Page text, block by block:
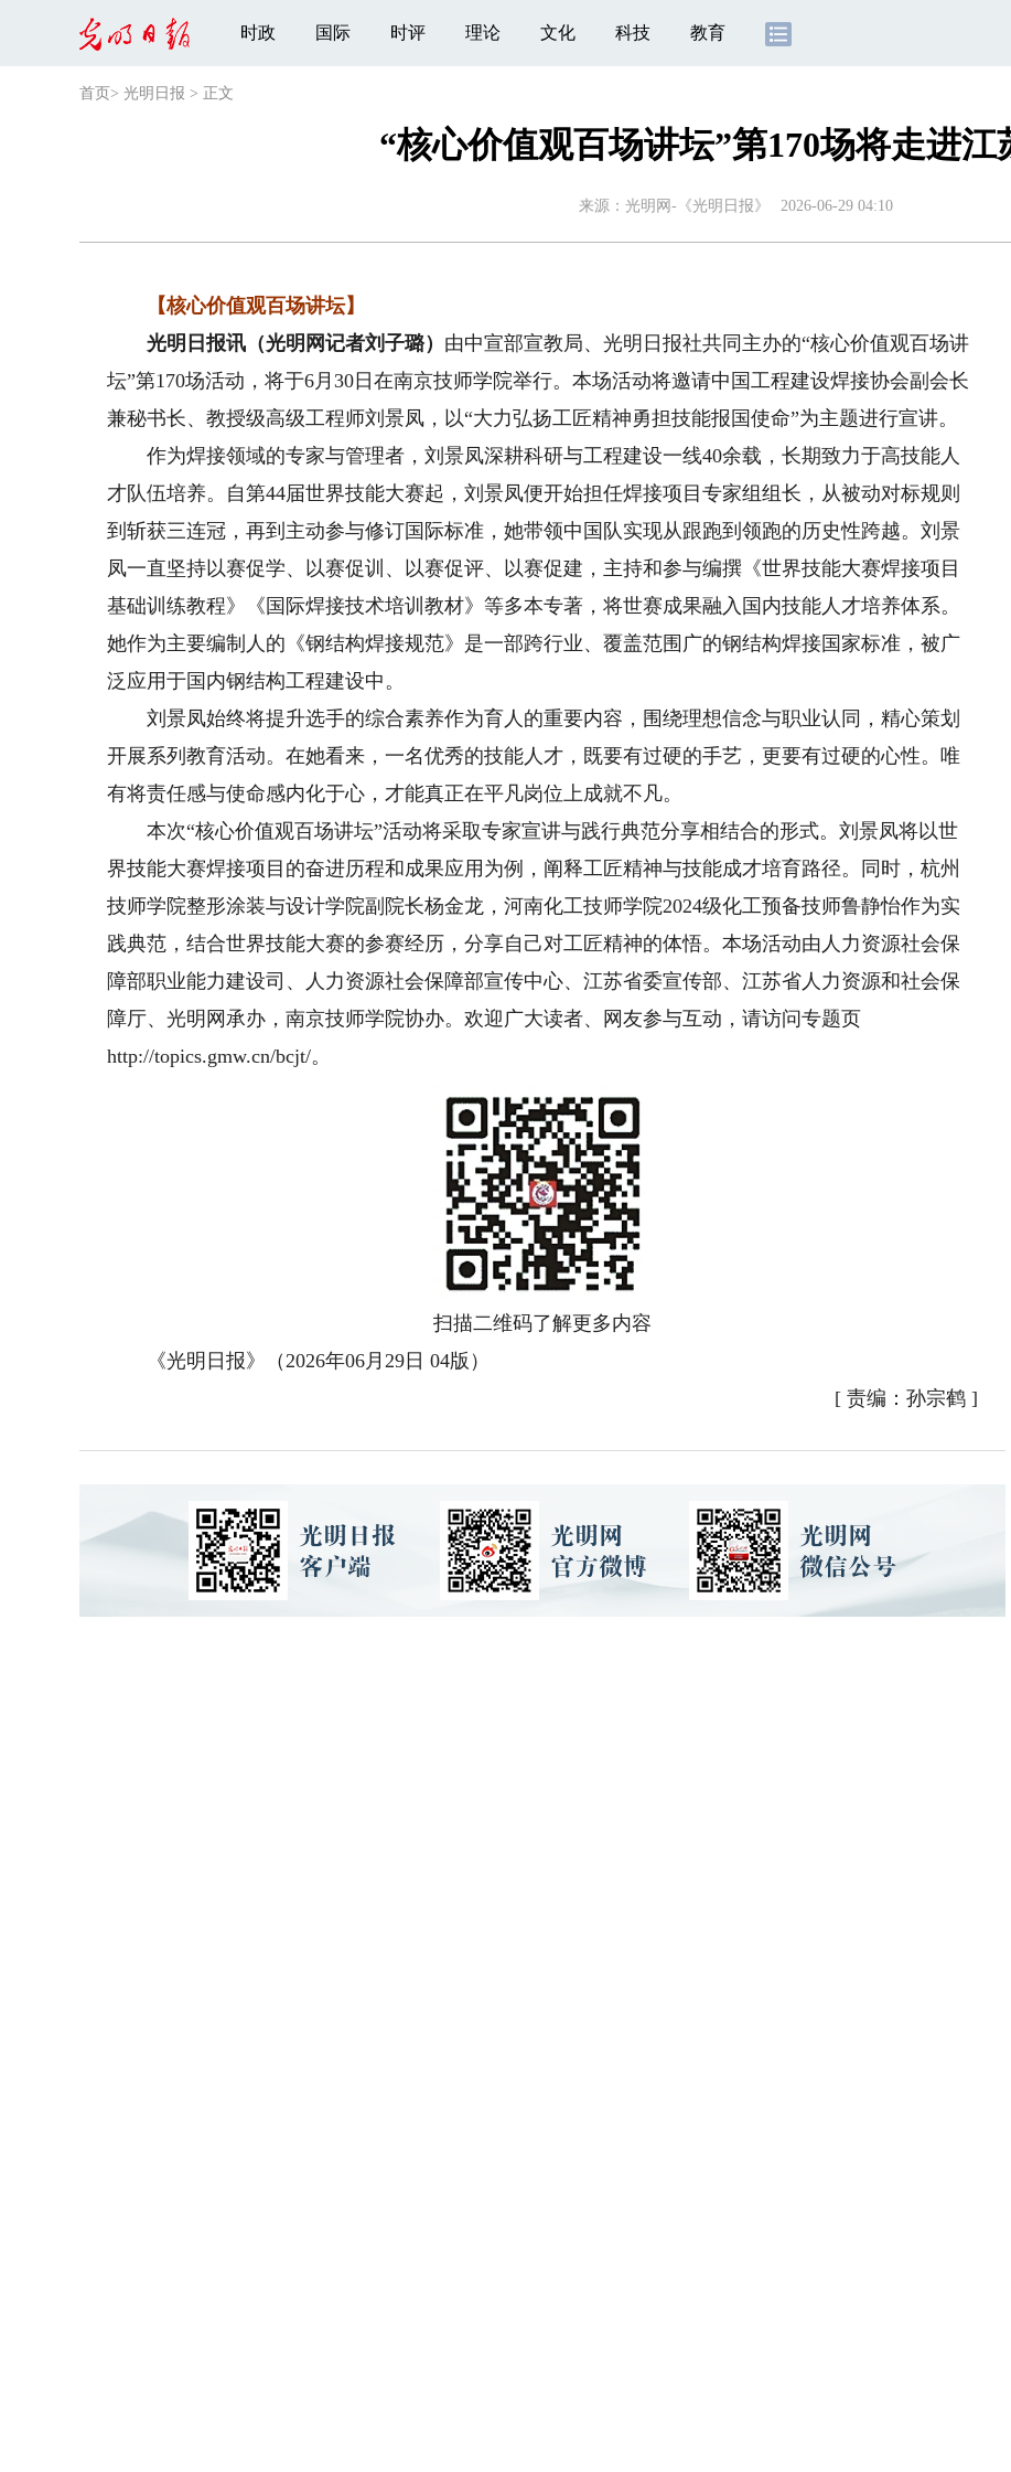
时政 国际 时评 理论 文化 科技 教育
首页 > 光明日报 > 正文
“核心价值观百场讲坛”第170场将走进江
来源： 光明网-《光明日报》 2026-06-29 04:10
【核心价值观百场讲坛】
光明日报讯（光明网记者刘子璐） 由中宣部宣教局、光明日报社共同主办的“核心价值观百场讲
坛”第170场活动，将于6月30日在南京技师学院举行。本场活动将邀请中国工程建设焊接协会副会长
兼秘书长、教授级高级工程师刘景凤，以“大力弘扬工匠精神勇担技能报国使命”为主题进行宣讲。
作为焊接领域的专家与管理者，刘景凤深耕科研与工程建设一线40余载，长期致力于高技能人
才队伍培养。自第44届世界技能大赛起，刘景凤便开始担任焊接项目专家组组长，从被动对标规则
到斩获三连冠，再到主动参与修订国际标准，她带领中国队实现从跟跑到领跑的历史性跨越。刘景
凤一直坚持以赛促学、以赛促训、以赛促评、以赛促建，主持和参与编撰《世界技能大赛焊接项目
基础训练教程》《国际焊接技术培训教材》等多本专著，将世赛成果融入国内技能人才培养体系。
她作为主要编制人的《钢结构焊接规范》是一部跨行业、覆盖范围广的钢结构焊接国家标准，被广
泛应用于国内钢结构工程建设中。
刘景凤始终将提升选手的综合素养作为育人的重要内容，围绕理想信念与职业认同，精心策划
开展系列教育活动。在她看来，一名优秀的技能人才，既要有过硬的手艺，更要有过硬的心性。唯
有将责任感与使命感内化于心，才能真正在平凡岗位上成就不凡。
本次“核心价值观百场讲坛”活动将采取专家宣讲与践行典范分享相结合的形式。刘景凤将以世
界技能大赛焊接项目的奋进历程和成果应用为例，阐释工匠精神与技能成才培育路径。同时，杭州
技师学院整形涂装与设计学院副院长杨金龙，河南化工技师学院2024级化工预备技师鲁静怡作为实
践典范，结合世界技能大赛的参赛经历，分享自己对工匠精神的体悟。本场活动由人力资源社会保
障部职业能力建设司、人力资源社会保障部宣传中心、江苏省委宣传部、江苏省人力资源和社会保
障厅、光明网承办，南京技师学院协办。欢迎广大读者、网友参与互动，请访问专题页
http://topics.gmw.cn/bcjt/。
扫描二维码了解更多内容
《光明日报》（2026年06月29日 04版）
[ 责编：孙宗鹤]